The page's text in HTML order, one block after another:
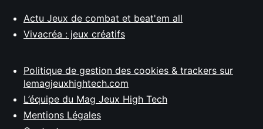
Actu Jeux de combat et beat'em all
Vivacréa : jeux créatifs
Politique de gestion des cookies & trackers sur
lemagjeuxhightech.com
L’équipe du Mag Jeux High Tech
Mentions Légales